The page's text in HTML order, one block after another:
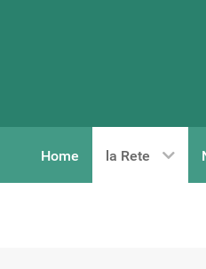
Home la Rete